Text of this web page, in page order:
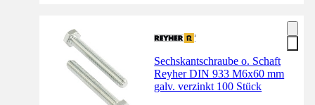
Sechskantschraube o. Schaft
Reyher DIN 933 M6x60 mm
galv. verzinkt 100 Stück